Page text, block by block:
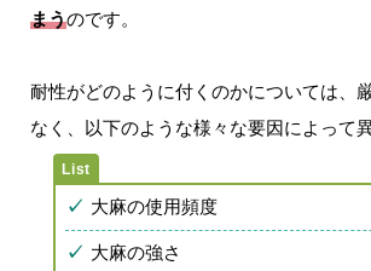
まうのです。
耐性がどのように付くのかについては、
なく、以下のような様々な要因によって
大麻の使用頻度
大麻の強さ